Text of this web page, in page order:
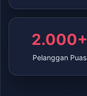
2.000+
Pelanggan Puas